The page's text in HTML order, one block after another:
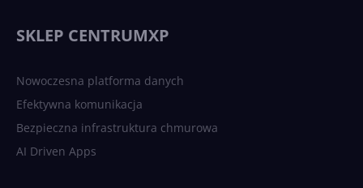
SKLEP CENTRUMXP
Nowoczesna platforma danych
Efektywna komunikacja
Bezpieczna infrastruktura chmurowa
AI Driven Apps